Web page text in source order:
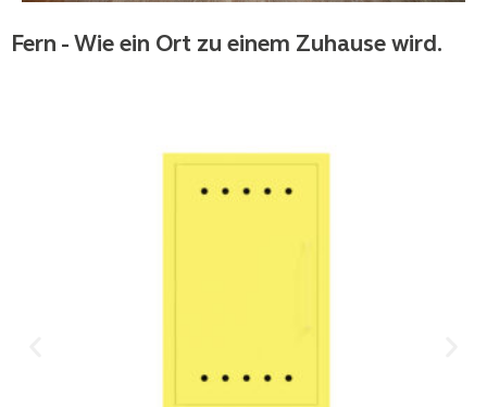
Fern - Wie ein Ort zu einem Zuhause wird.